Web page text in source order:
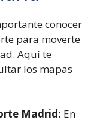
conocer
para moverte
Aquí te
los mapas
Madrid: En